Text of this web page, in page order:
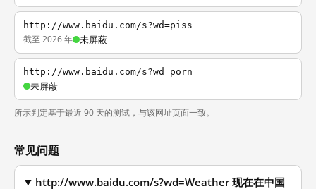
http://www.baidu.com/s?wd=piss
截至 2026 年 未屏蔽
http://www.baidu.com/s?wd=porn
未屏蔽
所示判定基于最近 90 天的测试，与该网址页面一致。
常见问题
http://www.baidu.com/s?wd=Weather 现在在中国